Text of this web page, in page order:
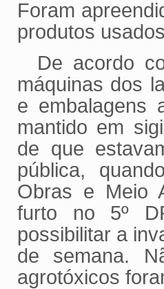
Foram
produtos
De acordo
máquinas dos
e embalagens
mantido em
de que
pública,
Obras e Meio
furto no 5º
possibilitar a
de semana.
agrotóxicos